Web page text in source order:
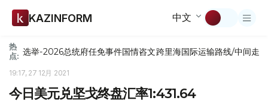
KAZINFORM 中文
热
点: 选举-2026总统府任免事件国情咨文跨里海国际运输路线/中间走廊
19:17, 27 12月 2021
今日美元兑坚戈终盘汇率1:431.64